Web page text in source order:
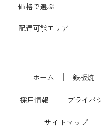
価格で選ぶ
配達可能エリア
ホーム 鉄板焼
採用情報 プライバ
サイトマップ